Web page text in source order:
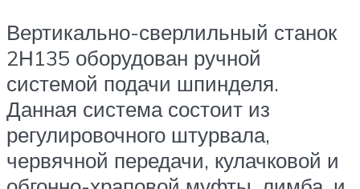
Вертикально-сверлильный станок
2Н135 оборудован ручной
системой подачи шпинделя.
Данная система состоит из
регулировочного штурвала,
червячной передачи, кулачковой и